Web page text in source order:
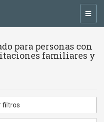
para personas con
familiares y
filtros